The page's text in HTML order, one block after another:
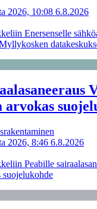
2026, 10:08 6.8.2026
Enersenselle
2026, 8:46 6.8.2026
Peabille
suojelukohde